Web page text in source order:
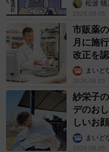
松波 穂
2026.08.05
市販薬
月に施
改正を
まいど
2026.08.05
紗栄子
デのお
しいお
で学ぶまいど
2026.08.05